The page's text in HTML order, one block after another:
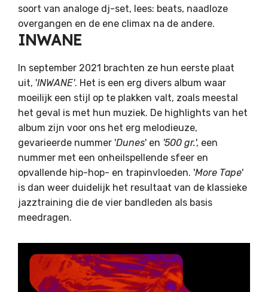
soort van analoge dj-set, lees: beats, naadloze
overgangen en de ene climax na de andere.
INWANE
In september 2021 brachten ze hun eerste plaat
uit, 'INWANE'. Het is een erg divers album waar
moeilijk een stijl op te plakken valt, zoals meestal
het geval is met hun muziek. De highlights van het
album zijn voor ons het erg melodieuze,
gevarieerde nummer 'Dunes' en '500 gr.', een
nummer met een onheilspellende sfeer en
opvallende hip-hop- en trapinvloeden. 'More Tape'
is dan weer duidelijk het resultaat van de klassieke
jazztraining die de vier bandleden als basis
meedragen.